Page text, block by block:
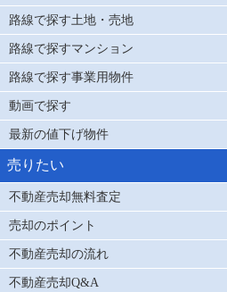
路線で探す土地・売地
路線で探すマンション
路線で探す事業用物件
動画で探す
最新の値下げ物件
売りたい
不動産売却無料査定
売却のポイント
不動産売却の流れ
不動産売却Q&A